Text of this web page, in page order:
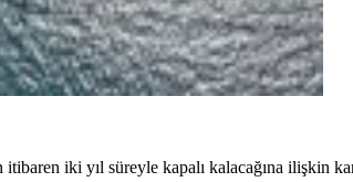
iki yıl süreyle kapalı kalacağına ilişkin